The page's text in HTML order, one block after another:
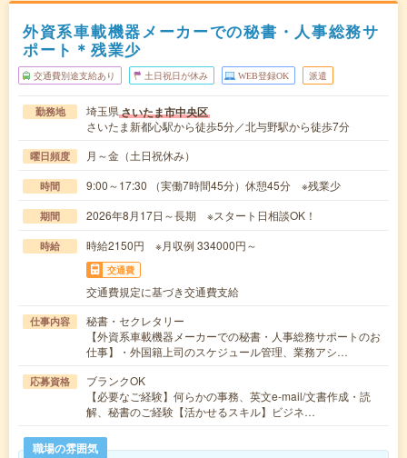
外資系車載機器メーカーでの秘書・人事総務サ
ポート＊残業少
交通費別途支給あり 土日祝日が休み WEB登録OK 派遣
勤務地 埼玉県さいたま市中央区
さいたま新都心駅から徒歩5分／北与野駅から徒歩7分
曜日頻度 月～金（土日祝休み）
時間 9:00～17:30 （実働7時間45分）休憩45分 ※残業少
期間 2026年8月17日～長期 ※スタート日相談OK！
時給 時給2150円 ※月収例 334000円～
交通費
交通費規定に基づき交通費支給
仕事内容
秘書・セクレタリー
【外資系車載機器メーカーでの秘書・人事総務サポートのお
仕事】・外国籍上司のスケジュール管理、業務アシ…
応募資格
ブランクOK
【必要なご経験】何らかの事務、英文e-mail/文書作成・読
解、秘書のご経験【活かせるスキル】ビジネ…
職場の雰囲気